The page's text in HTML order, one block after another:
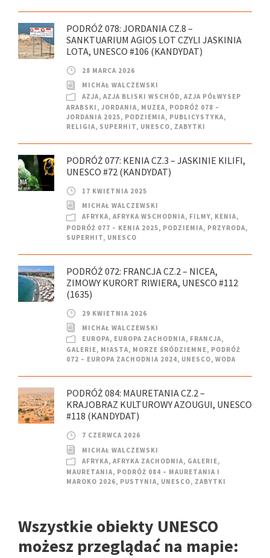
PODRÓŻ 078: JORDANIA CZ.8 –
SANKTUARIUM AGIOS LOT CZYLI JASKINIA
LOTA, UNESCO #106 (KANDYDAT)
28 MARCA 2026
MICHAŁ WALCZEWSKI
AZJA, AZJA BLISKI WSCHÓD, AZJA PÓŁWYSEP
ARABSKI , JORDANIA, MUZEA, PODRÓŻ 078 –
JORDANIA 2025, PODZIEMIA, PUBLICYSTYKA,
RELIGIA, SUPERHIT, UNESCO, ZABYTKI
PODRÓŻ 077: KENIA CZ.3 – JASKINIE KILIFI,
UNESCO #72 (KANDYDAT)
17 KWIETNIA 2025
MICHAŁ WALCZEWSKI
AFRYKA, AFRYKA WSCHODNIA, FILMY, KENIA,
PODRÓŻ 077 – KENIA 2025, PODZIEMIA, PRZYRODA,
SUPERHIT, UNESCO
PODRÓŻ 072: FRANCJA CZ.2 – NICEA,
ZIMOWY KURORT RIWIERA, UNESCO #112
(1635)
29 KWIETNIA 2026
MICHAŁ WALCZEWSKI
EUROPA, EUROPA ZACHODNIA, FRANCJA,
GALERIE, MIASTA, MORZE ŚRÓDZIEMNE, PODRÓŻ
072 – EUROPA ZACHODNIA 2024, UNESCO, WODA
PODRÓŻ 084: MAURETANIA CZ.2 –
KRAJOBRAZ KULTUROWY AZOUGUI, UNESCO
#118 (KANDYDAT)
7 CZERWCA 2026
MICHAŁ WALCZEWSKI
AFRYKA, AFRYKA ZACHODNIA, GALERIE,
MAURETANIA, PODRÓŻ 084 – MAURETANIA I
MAROKO 2026, PUSTYNIA, UNESCO, ZABYTKI
Wszystkie obiekty UNESCO
możesz przeglądać na mapie: